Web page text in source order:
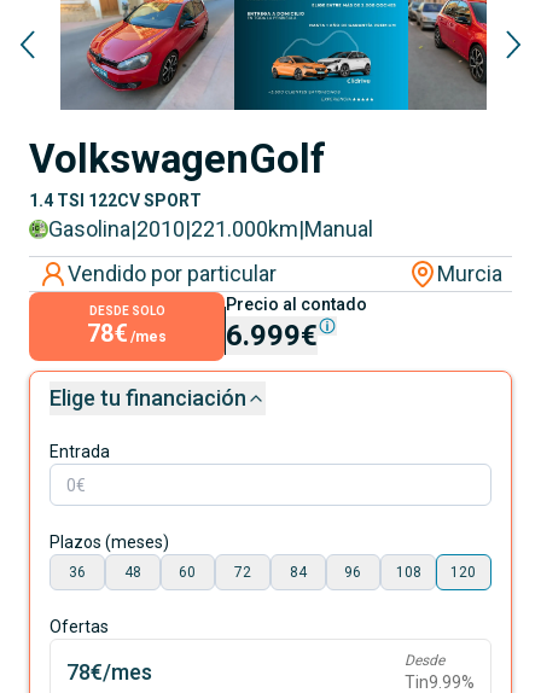
VolkswagenGolf
1.4 TSI 122CV SPORT
Gasolina|2010|221.000km|Manual
Vendido por particular
Murcia
DESDE SOLO
78€ /mes
Precio al contado
6.999€
Elige tu financiación
Entrada
Plazos (meses)
36 48 60 72 84 96 108 120
Ofertas
78€/mes Desde
Tin9.99%